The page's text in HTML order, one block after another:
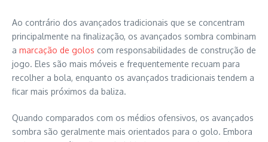
Ao contrário dos avançados tradicionais que se concentram
principalmente na finalização, os avançados sombra combinam
a marcação de golos com responsabilidades de construção de
jogo. Eles são mais móveis e frequentemente recuam para
recolher a bola, enquanto os avançados tradicionais tendem a
ficar mais próximos da baliza.
Quando comparados com os médios ofensivos, os avançados
sombra são geralmente mais orientados para o golo. Embora